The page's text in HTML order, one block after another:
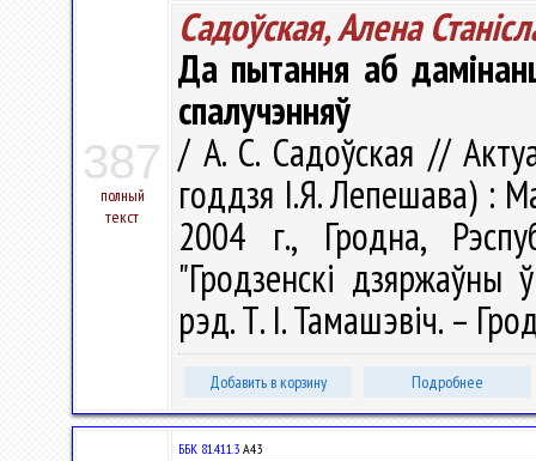
387
полный
текст
Садоўская, Алена
Да пытання аб
спалучэнняў
/ А. С. Садоўская //
годдзя І.Я. Лепешава) :
2004 г., Гродна,
"Гродзенскі дзяржаўны
рэд. Т. І. Тамашэвіч. –
Добавить в корзину Подробнее
ББК 81.411.3 А43